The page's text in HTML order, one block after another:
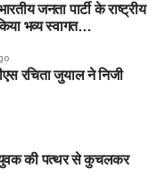
जनता पार्टी के राष्ट्रीय
भव्य स्वागत…
रचिता जुयाल ने निजी
युवक की पत्थर से कुचलकर